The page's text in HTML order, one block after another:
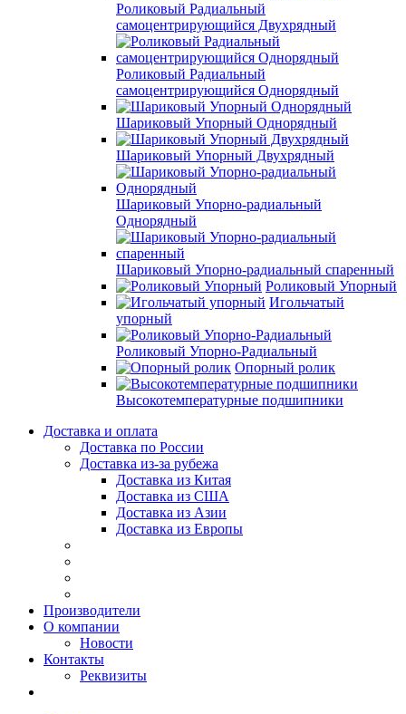
Роликовый Радиальный
самоцентрирующийся Двухрядный
Роликовый Радиальный
самоцентрирующийся Однорядный
Шариковый Упорный Однорядный
Шариковый Упорный Двухрядный
Шариковый Упорно-радиальный
Однорядный
Шариковый Упорно-радиальный спаренный
Роликовый Упорный
Игольчатый
упорный
Роликовый Упорно-Радиальный
Опорный ролик
Высокотемпературные подшипники
Доставка и оплата
Доставка по России
Доставка из-за рубежа
Доставка из Китая
Доставка из США
Доставка из Азии
Доставка из Европы
Производители
О компании
Новости
Контакты
Реквизиты